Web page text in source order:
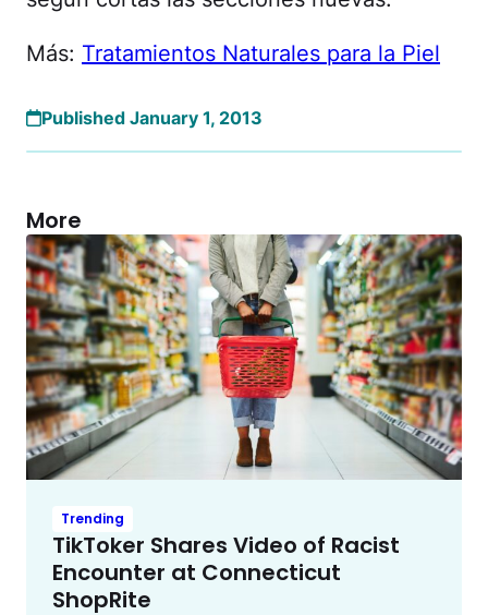
Más: Tratamientos Naturales para la Piel
Published January 1, 2013
More
Trending
TikToker Shares Video of Racist
Encounter at Connecticut
ShopRite